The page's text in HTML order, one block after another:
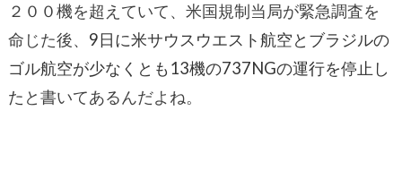
２００機を超えていて、米国規制当局が緊急調査を
命じた後、 9日に米サウスウエスト航空とブラジルの
ゴル航空が少なくとも13機の737NGの運行を停止し
た と書いてあるんだよね。